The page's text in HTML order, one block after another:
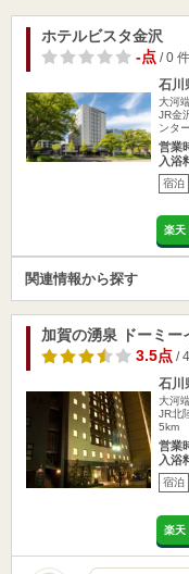
ホテルビスタ金沢
-点/ 0 件
石川
大河
JR金
ンタ
営業
入浴
宿泊
楽天
関連情報から探す
加賀の湧泉 ドーミー
3.5点/
石川
大河
JR北
5km
営業
入浴
宿泊
楽天